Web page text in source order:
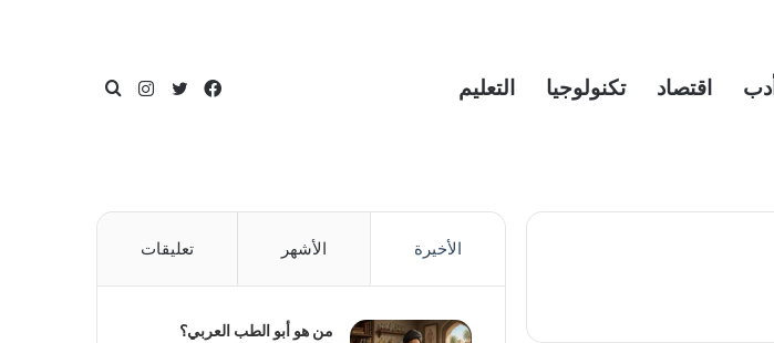
أدب اقتصاد تكنولوجيا التعليم بحث
انستقرامتويتر
فيسبوك
الأخيرة الأشهر تعليقات
من هو أبو الطب العربي؟